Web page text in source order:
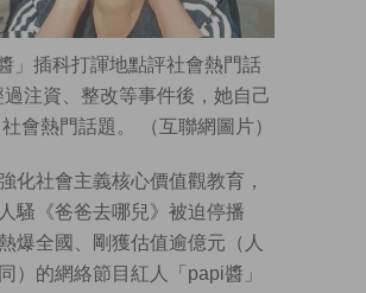
」插科打諢地點評社會熱門話
過注資、整改等事件後，她自己
會熱門話題。 （互聯網圖片）
化社會主義核心價值觀教育，
騷《爸爸去哪兒》被迫停播
爆全國、剛獲估值逾億元（人
）的網絡節目紅人「papi醬」